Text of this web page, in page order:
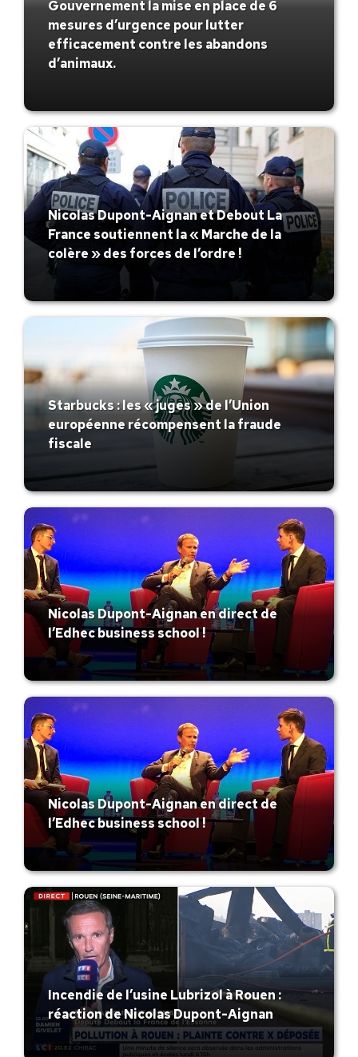
Gouvernement la mise en place de 6
mesures d’urgence pour lutter
efficacement contre les abandons
d’animaux.
Nicolas Dupont-Aignan et Debout La
France soutiennent la « Marche de la
colère » des forces de l’ordre !
Starbucks : les « juges » de l’Union
européenne récompensent la fraude
fiscale
Nicolas Dupont-Aignan en direct de
l’Edhec business school !
Nicolas Dupont-Aignan en direct de
l’Edhec business school !
Incendie de l’usine Lubrizol à Rouen :
réaction de Nicolas Dupont-Aignan